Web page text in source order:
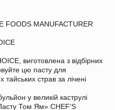
FOODS MANUFACTURER
виготовлена з відбірних
цю пасту для
страв за лічені
у великій каструлі
Том Ям» CHEF’S